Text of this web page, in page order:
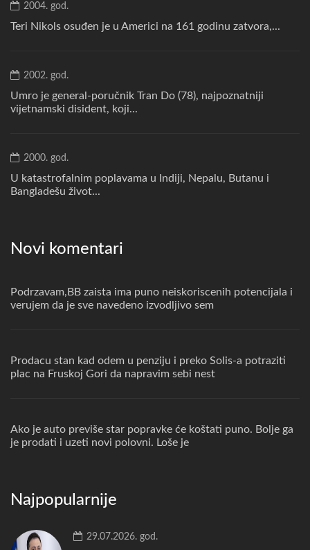
2004. god.
Teri Nikols osuđen je u Americi na 161 godinu zatvora,...
2002. god.
Umro je general-poručnik Tran Do (78), najpoznatniji
vijetnamski disident, koji...
2000. god.
U katastrofalnim poplavama u Indiji, Nepalu, Butanu i
Bangladešu život...
Novi komentari
Podrzavam,BB zaista ima puno neiskoriscenih potencijala i
verujem da je sve navedeno izvodljivo sem
Prodacu stan kad odem u penziju i preko Solis-a potraziti
plac na Fruskoj Gori da napravim sebi nest
Ako je auto previše star popravke će koštati puno. Bolje ga
je prodati i uzeti novi polovni. Loše je
Najpopularnije
29.07.2026. god.